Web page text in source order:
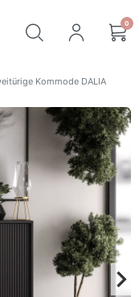
0
Kommode DALIA
keyboard_arrow_right